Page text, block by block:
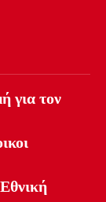
για τον